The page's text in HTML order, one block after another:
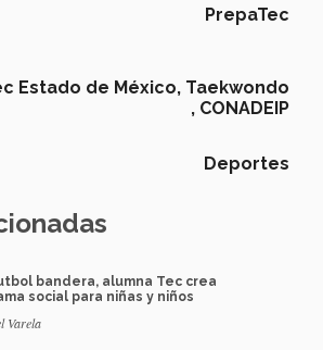
PrepaTec
Estado de México, Taekwondo
, CONADEIP
Deportes
bandera, alumna Tec crea
social para niñas y niños
Varela